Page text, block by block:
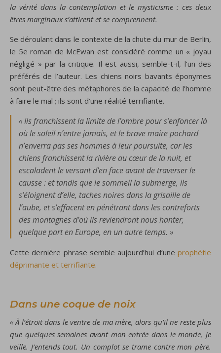
la vérité dans la contemplation et le mysticisme : ces deux
êtres marginaux s’attirent et se comprennent.
Se déroulant dans le contexte de la chute du mur de Berlin,
le 5e roman de McEwan est considéré comme un « joyau
négligé » par la critique. Il est aussi, semble-t-il, l’un des
préférés de l’auteur. Les chiens noirs bavants éponymes
sont peut-être des métaphores de la capacité de l’homme
à faire le mal ; ils sont d’une réalité terrifiante.
« Ils franchissent la limite de l’ombre pour s’enfoncer là
où le soleil n’entre jamais, et le brave maire pochard
n’enverra pas ses hommes à leur poursuite, car les
chiens franchissent la rivière au cœur de la nuit, et
escaladent le versant d’en face avant de traverser le
causse : et tandis que le sommeil la submerge, ils
s’éloignent d’elle, taches noires dans la grisaille de
l’aube, et s’effacent en pénétrant dans les contreforts
des montagnes d’où ils reviendront nous hanter,
quelque part en Europe, en un autre temps. »
Cette dernière phrase semble aujourd’hui d’une prophétie
déprimante et terrifiante.
Dans une coque de noix
« À l’étroit dans le ventre de ma mère, alors qu’il ne reste plus
que quelques semaines avant mon entrée dans le monde, je
veille. J’entends tout. Un complot se trame contre mon père.